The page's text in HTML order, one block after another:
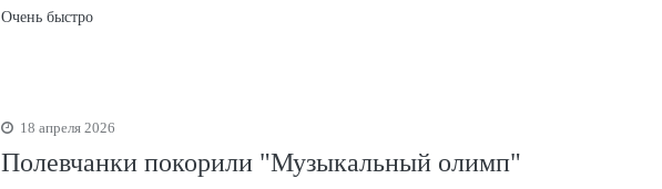
Очень быстро
18 апреля 2026
Полевчанки покорили "Музыкальный олимп"